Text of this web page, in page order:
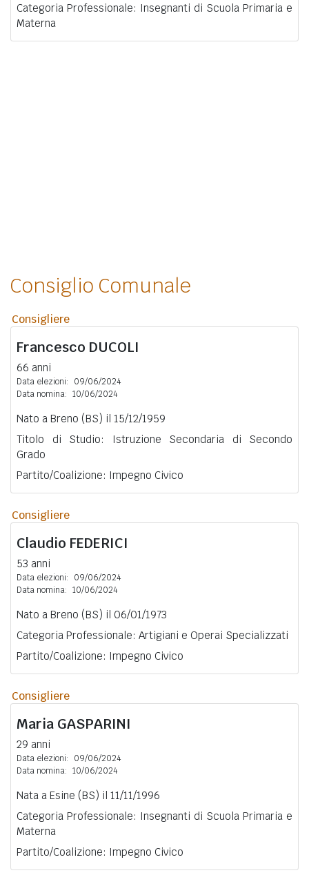
Categoria Professionale: Insegnanti di Scuola Primaria e
Materna
Consiglio Comunale
Consigliere
Francesco DUCOLI
66 anni
Data elezioni:
09/06/2024
Data nomina: 10/06/2024
Nato a Breno (BS) il 15/12/1959
Titolo di Studio: Istruzione Secondaria di Secondo
Grado
Partito/Coalizione: Impegno Civico
Consigliere
Claudio FEDERICI
53 anni
Data elezioni:
09/06/2024
Data nomina: 10/06/2024
Nato a Breno (BS) il 06/01/1973
Categoria Professionale: Artigiani e Operai Specializzati
Partito/Coalizione: Impegno Civico
Consigliere
Maria GASPARINI
29 anni
Data elezioni:
09/06/2024
Data nomina: 10/06/2024
Nata a Esine (BS) il 11/11/1996
Categoria Professionale: Insegnanti di Scuola Primaria e
Materna
Partito/Coalizione: Impegno Civico